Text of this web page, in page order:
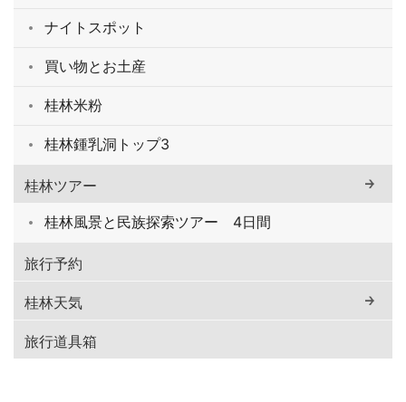
ナイトスポット
買い物とお土産
桂林米粉
桂林鍾乳洞トップ3
桂林ツアー
桂林風景と民族探索ツアー 4日間
旅行予約
桂林天気
旅行道具箱